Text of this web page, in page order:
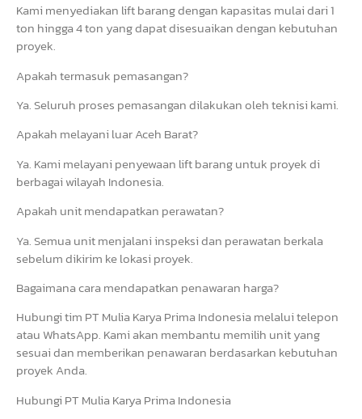
Kami menyediakan lift barang dengan kapasitas mulai dari 1
ton hingga 4 ton yang dapat disesuaikan dengan kebutuhan
proyek.
Apakah termasuk pemasangan?
Ya. Seluruh proses pemasangan dilakukan oleh teknisi kami.
Apakah melayani luar Aceh Barat?
Ya. Kami melayani penyewaan lift barang untuk proyek di
berbagai wilayah Indonesia.
Apakah unit mendapatkan perawatan?
Ya. Semua unit menjalani inspeksi dan perawatan berkala
sebelum dikirim ke lokasi proyek.
Bagaimana cara mendapatkan penawaran harga?
Hubungi tim PT Mulia Karya Prima Indonesia melalui telepon
atau WhatsApp. Kami akan membantu memilih unit yang
sesuai dan memberikan penawaran berdasarkan kebutuhan
proyek Anda.
Hubungi PT Mulia Karya Prima Indonesia